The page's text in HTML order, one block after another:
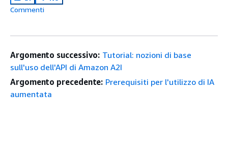
Commenti
Argomento successivo: Tutorial: nozioni di base
sull'uso dell'API di Amazon A2I
Argomento precedente: Prerequisiti per l'utilizzo di IA
aumentata